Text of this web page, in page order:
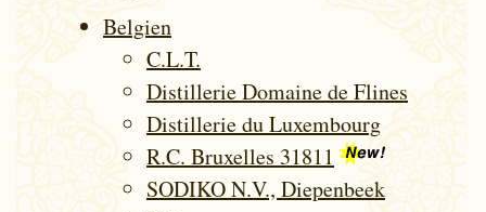
Belgien
C.L.T.
Distillerie Domaine de Flines
Distillerie du Luxembourg
R.C. Bruxelles 31811
SODIKO N.V., Diepenbeek